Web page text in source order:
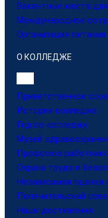
Вакантные места
Международное
Организация
О КОЛЛЕДЖЕ
Приветственное
История колледжа
Гид по колледжу
Музей
Профсоюз
Охрана труда и
Независимая оценка
Попечительский
Наши достижения